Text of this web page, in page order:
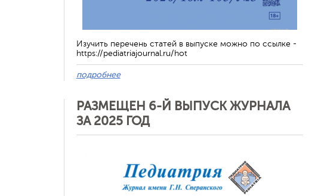
Изучить перечень статей в выпуске можно по ссылке -
https://pediatriajournal.ru/hot
подробнее
РАЗМЕЩЕН 6-Й ВЫПУСК ЖУРНАЛА
ЗА 2025 ГОД